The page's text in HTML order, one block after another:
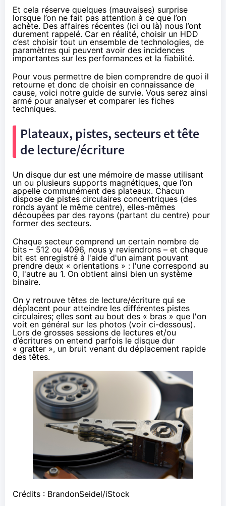
Et cela réserve quelques (mauvaises) surprise
lorsque l’on ne fait pas attention à ce que l’on
achète. Des affaires récentes (ici ou là) nous l’ont
durement rappelé. Car en réalité, choisir un HDD
c’est choisir tout un ensemble de technologies, de
paramètres qui peuvent avoir des incidences
importantes sur les performances et la fiabilité.
Pour vous permettre de bien comprendre de quoi il
retourne et donc de choisir en connaissance de
cause, voici notre guide de survie. Vous serez ainsi
armé pour analyser et comparer les fiches
techniques.
Plateaux, pistes, secteurs et tête
de lecture/écriture
Un disque dur est une mémoire de masse utilisant
un ou plusieurs supports magnétiques, que l’on
appelle communément des plateaux. Chacun
dispose de pistes circulaires concentriques (des
ronds ayant le même centre), elles-mêmes
découpées par des rayons (partant du centre) pour
former des secteurs.
Chaque secteur comprend un certain nombre de
bits – 512 ou 4096, nous y reviendrons – et chaque
bit est enregistré à l'aide d'un aimant pouvant
prendre deux « orientations » : l'une correspond au
0, l'autre au 1. On obtient ainsi bien un système
binaire.
On y retrouve têtes de lecture/écriture qui se
déplacent pour atteindre les différentes pistes
circulaires; elles sont au bout des « bras » que l'on
voit en général sur les photos (voir ci-dessous).
Lors de grosses sessions de lectures et/ou
d’écritures on entend parfois le disque dur
« gratter », un bruit venant du déplacement rapide
des têtes.
Crédits : BrandonSeidel/iStock